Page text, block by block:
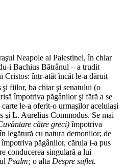
Nea­pole al Palestinei, în chiar
i Bachius Bătrânul – a tru­dit
Cristos: într-atât încât le-a dăruit
şi fiilor, ba chiar şi senatului (o
împotriva păgânilor şi fără a se
le-a oferit-o urmaşilor aceluiaşi
şi L. Aurelius Commodus. Se mai
către greci)împotriva
legătură cu natura demonilor; de
păgânilor, căruia i-a pus
conducerea singulară a lui
Psalm; o alta Despre suflet.